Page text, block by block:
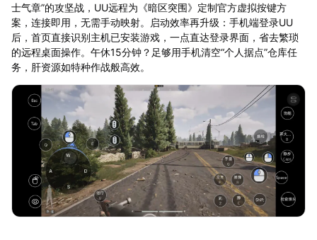
士气章”的攻坚战，UU远程为《暗区突围》定制官方虚拟按键方
案，连接即用，无需手动映射。启动效率再升级：手机端登录UU
后，首页直接识别主机已安装游戏，一点直达登录界面，省去繁琐
的远程桌面操作。午休15分钟？足够用手机清空“个人据点”仓库任
务，肝资源如特种作战般高效。